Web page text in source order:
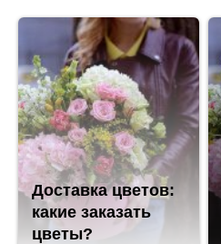
Доставка цветов:
какие заказать
цветы?